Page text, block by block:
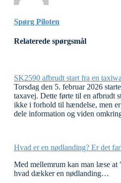
Spørg Piloten
Relaterede spørgsmål
SK2590 afbrudt start fra en
Torsdag den 5. februar 2026
taxavej. Dette førte til en afbrudt
ikke i forhold til hændelse, men
dele information og viden
Hvad er en nødlanding? Er det
Med mellemrum kan man læse
hvad dækker en nødlanding…